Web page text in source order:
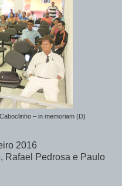
– in memoriam (D)
2016
Rafael Pedrosa e Paulo